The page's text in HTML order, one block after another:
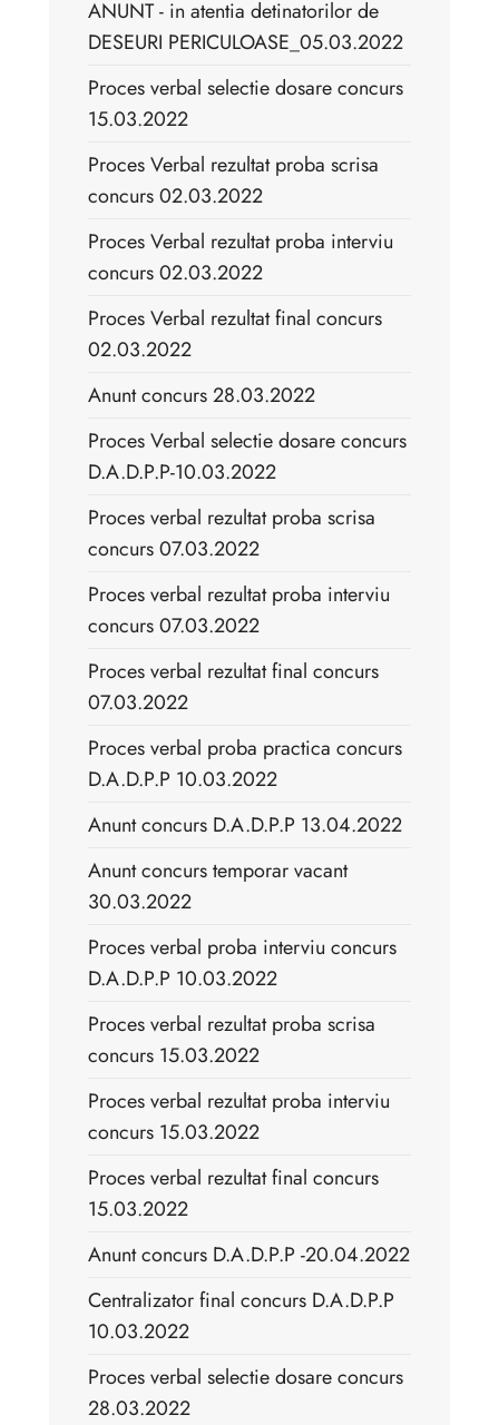
ANUNT - in atentia detinatorilor de
DESEURI PERICULOASE_05.03.2022
Proces verbal selectie dosare concurs
15.03.2022
Proces Verbal rezultat proba scrisa
concurs 02.03.2022
Proces Verbal rezultat proba interviu
concurs 02.03.2022
Proces Verbal rezultat final concurs
02.03.2022
Anunt concurs 28.03.2022
Proces Verbal selectie dosare concurs
D.A.D.P.P-10.03.2022
Proces verbal rezultat proba scrisa
concurs 07.03.2022
Proces verbal rezultat proba interviu
concurs 07.03.2022
Proces verbal rezultat final concurs
07.03.2022
Proces verbal proba practica concurs
D.A.D.P.P 10.03.2022
Anunt concurs D.A.D.P.P 13.04.2022
Anunt concurs temporar vacant
30.03.2022
Proces verbal proba interviu concurs
D.A.D.P.P 10.03.2022
Proces verbal rezultat proba scrisa
concurs 15.03.2022
Proces verbal rezultat proba interviu
concurs 15.03.2022
Proces verbal rezultat final concurs
15.03.2022
Anunt concurs D.A.D.P.P -20.04.2022
Centralizator final concurs D.A.D.P.P
10.03.2022
Proces verbal selectie dosare concurs
28.03.2022